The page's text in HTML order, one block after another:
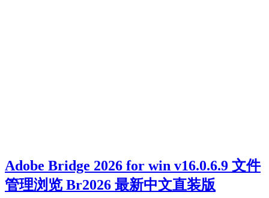
Adobe Bridge 2026 for win v16.0.6.9 文件
管理浏览 Br2026 最新中文直装版